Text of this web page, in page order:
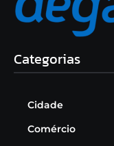
Categorias
Cidade
Comércio